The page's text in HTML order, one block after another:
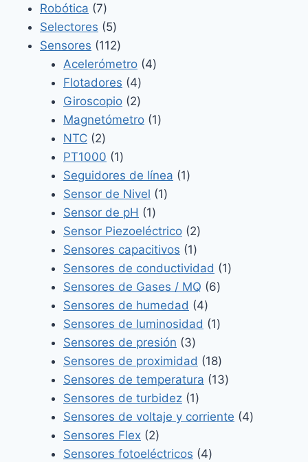
Robótica 77
productos
Selectores 55
productos
Sensores 112112
productos
Acelerómetro 44
Flotadores 44
productos
Giroscopio 22
productos
Magnetómetro 11
NTC 22
productos
PT1000 11
producto
Seguidores de línea 11
Sensor de Nivel 11
Sensor de pH 11
producto
Sensor Piezoeléctrico 22
productos
Sensores capacitivos 11
producto
Sensores de conductividad 11
Sensores de Gases / MQ 66
Sensores de humedad 44
productos
Sensores de luminosidad 11
Sensores de presión 33
productos
Sensores de proximidad 1818
productos
Sensores de temperatura 1313
Sensores de turbidez 11
producto
Sensores de voltaje y corriente 44
Sensores Flex 22
productos
Sensores fotoeléctricos 44